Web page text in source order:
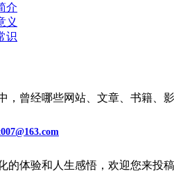
介
义
识
，曾经哪些网站、文章、书籍、
的体验和人生感悟，欢迎您来投稿